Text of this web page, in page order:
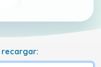
recargar: